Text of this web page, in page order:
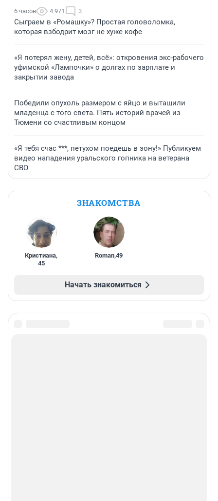
6 часов 4 971 3
Сыграем в «Ромашку»? Простая головоломка,
которая взбодрит мозг не хуже кофе
«Я потерял жену, детей, всё»: откровения экс-рабочего
уфимской «Лампочки» о долгах по зарплате и
закрытии завода
Победили опухоль размером с яйцо и вытащили
младенца с того света. Пять историй врачей из
Тюмени со счастливым концом
«Я тебя счас ***, петухом поедешь в зону!» Публикуем
видео нападения уральского гопника на ветерана
СВО
ЗНАКОМСТВА
Кристиана,
45
Roman,49
Начать знакомиться